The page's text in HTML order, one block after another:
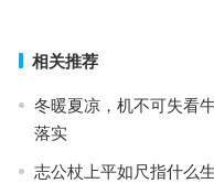
相关推荐
冬暖夏凉，机不可失看
落实
志公杖上平如尺指什么